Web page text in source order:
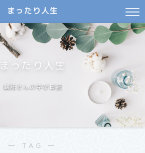
まったり人生
まったり人生
嘱託さんの学び日記
― TAG ―